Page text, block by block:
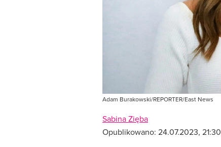
Adam Burakowski/REPORTER/East News
Sabina Zięba
Opublikowano: 24.07.2023, 21:30